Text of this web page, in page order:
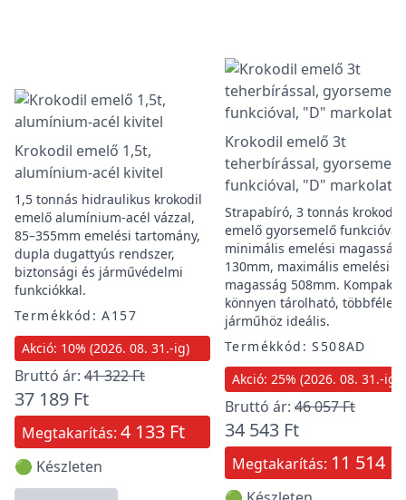
Krokodil emelő 1,5t,
alumínium-acél kivitel
1,5 tonnás hidraulikus krokodil
emelő alumínium-acél vázzal,
85–355mm emelési tartomány,
dupla dugattyús rendszer,
biztonsági és járművédelmi
funkciókkal.
Termékkód: A157
Akció: 10% (2026. 08. 31.-ig)
Bruttó ár: 41 322 Ft
37 189 Ft
Megtakarítás: 4 133 Ft
🟢 Készleten
Krokodil emelő 3t
teherbírással,
funkcióval, "D"
Strapabíró, 3 tonnás krokodil
emelő gyorsemelő funkcióval,
minimális emelési magasság
130mm, maximális emelési
magasság 508mm. Kompakt,
könnyen tárolható, többféle
járműhöz ideális.
Termékkód: S508AD
Akció: 25% (2026. 08. 31.-ig)
Bruttó ár: 46 057 Ft
34 543 Ft
Megtakarítás: 11 514 Ft